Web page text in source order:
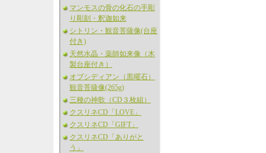
マンモスの骨の化石の手彫
り彫刻・釈迦如来
シトリン・観音菩薩像(台座
付き)
天然水晶・薬師如来像（木
製台座付き）
オブシディアン（黒曜石）
観音菩薩像(265g)
三種の神歌（CD３枚組）
クスリネCD「LOVE」
クスリネCD「GIFT」
クスリネCD「ありがと
う」